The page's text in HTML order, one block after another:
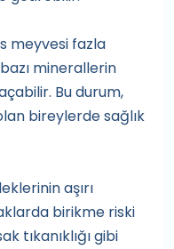
meyvesi fazla
minerallerin
Bu durum,
bireylerde sağlık
aşırı
birikme riski
tıkanıklığı gibi